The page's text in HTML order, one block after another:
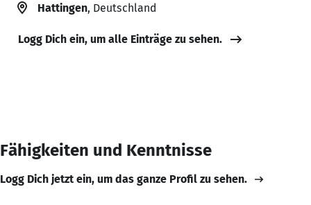
Hattingen, Deutschland
Logg Dich ein, um alle Einträge zu sehen.
Fähigkeiten und Kenntnisse
Logg Dich jetzt ein, um das ganze Profil zu sehen.